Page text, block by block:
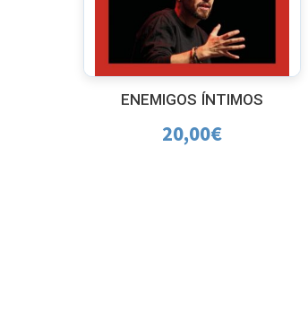
ENEMIGOS ÍNTIMOS
20,00€